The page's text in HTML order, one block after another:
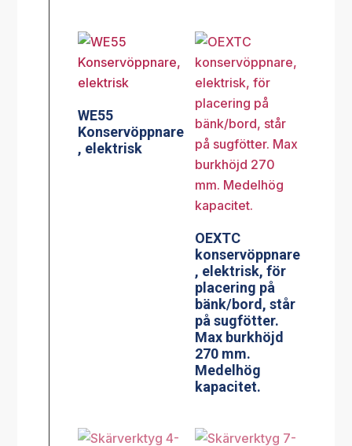
WE55
Konservöppnare
, elektrisk
OEXTC
konservöppnare
, elektrisk, för
placering på
bänk/bord, står
på sugfötter.
Max burkhöjd
270 mm.
Medelhög
kapacitet.